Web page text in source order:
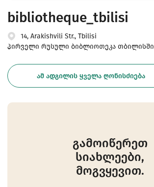
bibliotheque_tbilisi
14, Arakishvili Str., Tbilisi
პირველი რუსული ბიბლიოთეკა თბილისში
ᲐᲛ ᲐᲓᲒᲘᲚᲘᲡ ᲧᲕᲔᲚᲐ ᲦᲝᲜᲘᲡᲫᲘᲔᲑᲐ
გამოიწერეთ
სიახლეები,
მოგვყევით.